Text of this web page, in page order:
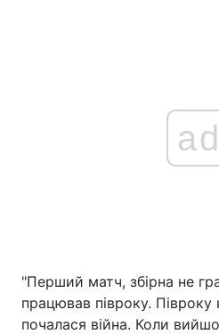
ad
"Перший матч, збірна не
працював півроку.
почалася війна. Коли